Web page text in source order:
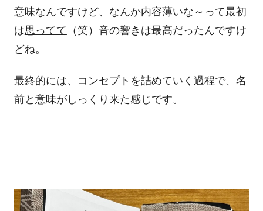
意味なんですけど、なんか内容薄いな～って最初
は思ってて （笑）音の響きは最高だったんですけ
どね。
最終的には、コンセプトを詰めていく過程で、名
前と意味がしっくり来た感じです。